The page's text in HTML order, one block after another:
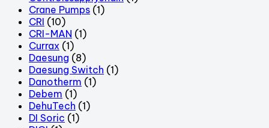
Crane Pumps (1)
CRI (10)
CRI-MAN (1)
Currax (1)
Daesung (8)
Daesung Switch (1)
Danotherm (1)
Debem (1)
DehuTech (1)
DI Soric (1)